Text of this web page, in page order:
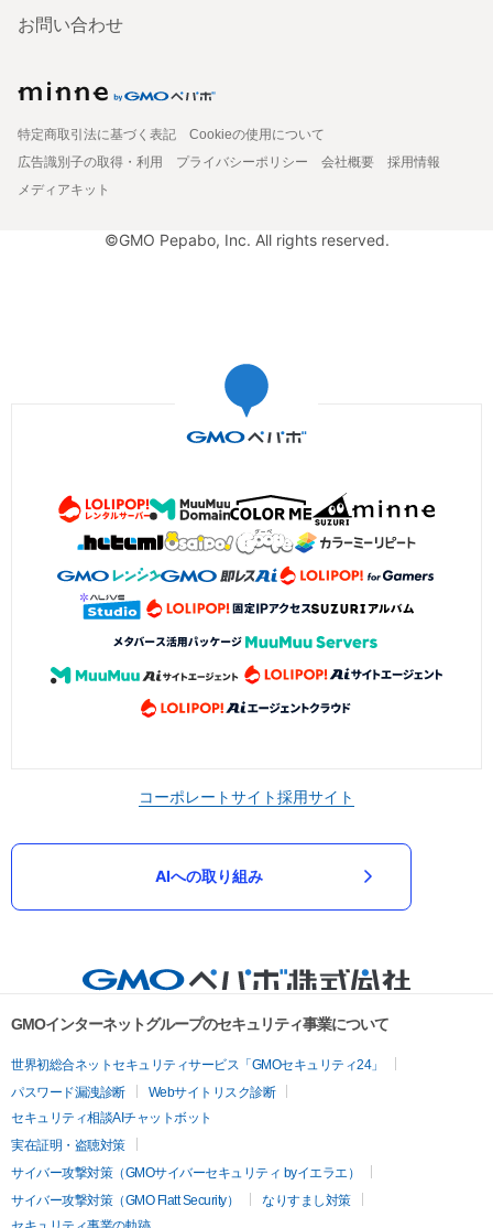
お問い合わせ
特定商取引法に基づく表記
Cookieの使用について
広告識別子の取得・利用
プライバシーポリシー 会社概要
採用情報
メディアキット
©GMO Pepabo, Inc. All rights reserved.
コーポレートサイト採用サイト
AIへの取り組み
GMOインターネットグループのセキュリティ事業について
世界初総合ネットセキュリティサービス「GMOセキュリティ24」
パスワード漏洩診断
Webサイトリスク診断
セキュリティ相談AIチャットボット
実在証明・盗聴対策
サイバー攻撃対策（GMOサイバーセキュリティ byイエラエ）
サイバー攻撃対策（GMO Flatt Security）
なりすまし対策